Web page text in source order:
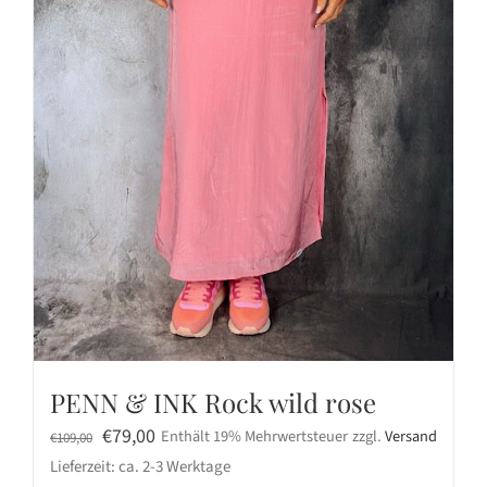
PENN & INK Rock wild rose
€109,00 Ursprünglicher
Preis
€79,00Aktueller
Preis
Enthält 19% Mehrwertsteuer zzgl.Versand
Lieferzeit: ca. 2-3 Werktage